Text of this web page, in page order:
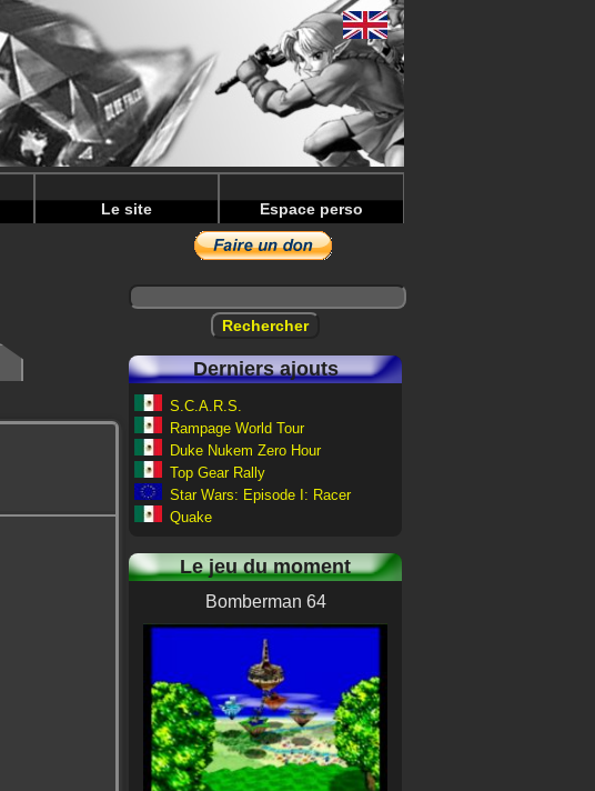
Le site Espace perso
Derniers ajouts
S.C.A.R.S.
Rampage World Tour
Duke Nukem Zero Hour
Top Gear Rally
Star Wars: Episode I: Racer
Quake
Le jeu du moment
Bomberman 64